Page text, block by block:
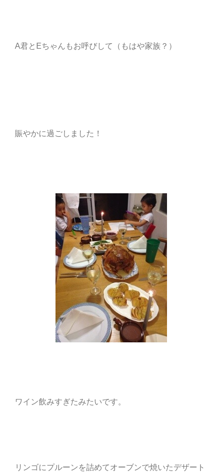
A君とEちゃんもお呼びして（もはや家族？）
賑やかに過ごしました！
ワイン飲みすぎたみたいです。
リンゴにプルーンを詰めてオーブンで焼いたデザート